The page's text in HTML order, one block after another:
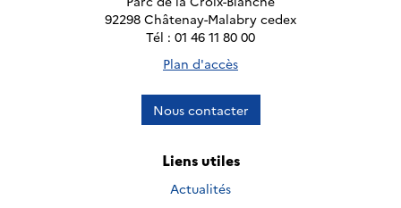
92298 Châtenay-Malabry cedex
Tél : 01 46 11 80 00
Plan d'accès
Nous contacter
Liens utiles
Actualités